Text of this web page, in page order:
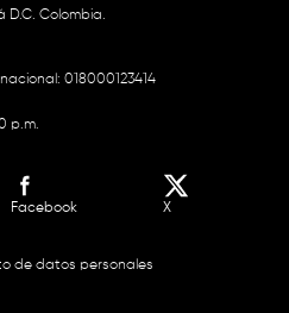
D.C. Colombia.
018000123414
p.m.
Facebook X
de datos personales